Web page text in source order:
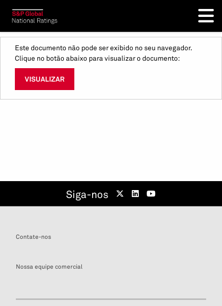
Este documento não pode ser exibido no seu navegador.
Clique no botão abaixo para visualizar o documento:
VISUALIZAR
Siga-nos
Contate-nos
Nossa equipe comercial